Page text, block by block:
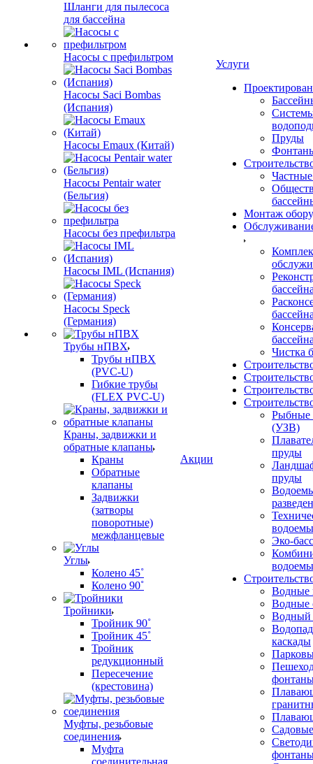
Шланги для пылесоса
для бассейна
Насосы с префильтром
Насосы Saci Bombas
(Испания)
Насосы Emaux (Китай)
Насосы Pentair water
(Бельгия)
Насосы без префильтра
Насосы IML (Испания)
Насосы Speck
(Германия)
Трубы нПВХ
Трубы нПВХ
(PVC-U)
Гибкие трубы
(FLEX PVC-U)
Краны, задвижки и
обратные клапаны
Краны
Обратные
клапаны
Задвижки
(затворы
поворотные)
межфланцевые
Углы
Колено 45˚
Колено 90˚
Тройники
Тройник 90˚
Тройник 45˚
Тройник
редукционный
Пересечение
(крестовина)
Муфты, резьбовые
соединения
Муфта
соединительная
Акции
Услуги
Пруды
Монтаж
Чистка
Рыбные
(УЗВ)
пруды
пруды
водоемы
Эко-
водоемы
Водные
Водные
Водный
каскады